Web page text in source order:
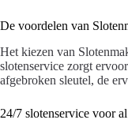
De voordelen van
Het kiezen van
slotenservice zorgt
afgebroken sleutel, de
24/7 slotenservice voor